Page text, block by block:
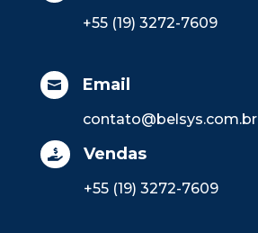
+55 (19) 3272-7609
 Email
contato@belsys.com.br
 Vendas
+55 (19) 3272-7609